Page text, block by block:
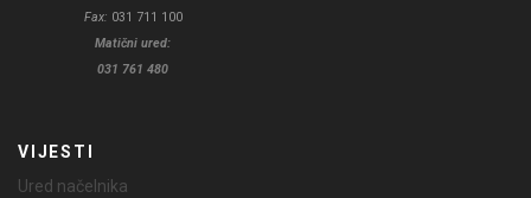
Fax: 031 711 100
Matični ured:
031 761 480
VIJESTI
Ured načelnika